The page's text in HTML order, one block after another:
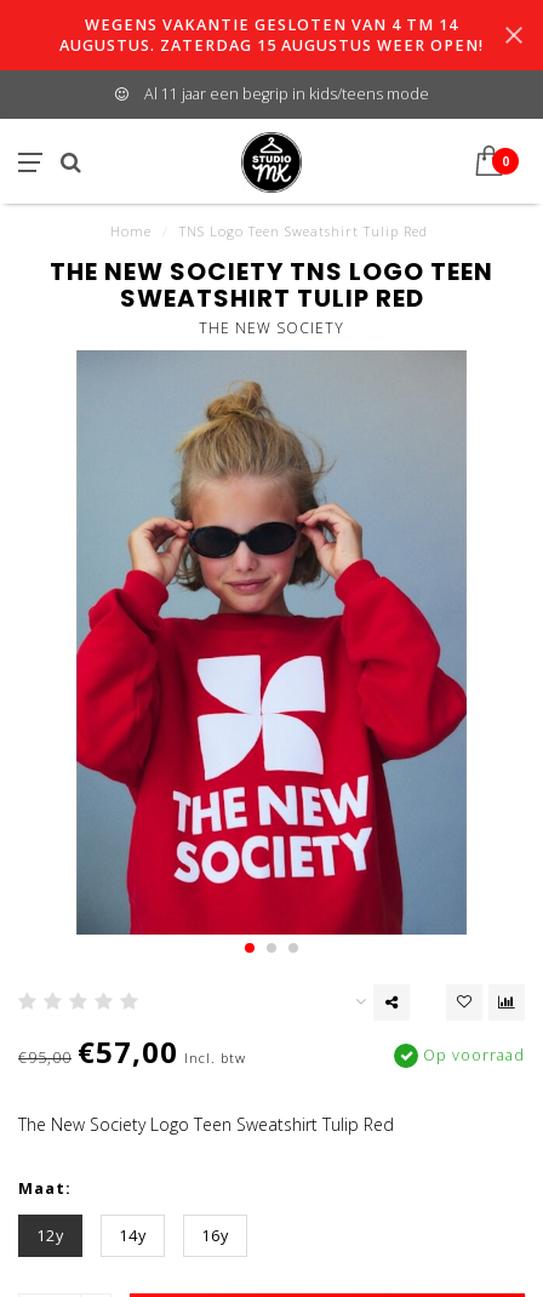
WEGENS VAKANTIE GESLOTEN VAN 4 TM 14
AUGUSTUS. ZATERDAG 15 AUGUSTUS WEER OPEN!
Al 11 jaar een begrip in kids/teens mode
0
Home TNS Logo Teen Sweatshirt Tulip Red
THE NEW SOCIETY TNS LOGO TEEN
SWEATSHIRT TULIP RED
THE NEW SOCIETY
€95,00 €57,00 Incl. btw Op voorraad
The New Society Logo Teen Sweatshirt Tulip Red
Maat:
12y 14y 16y